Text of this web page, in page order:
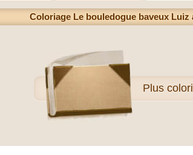
Coloriage Le bouledogue baveux Luiz
Plus